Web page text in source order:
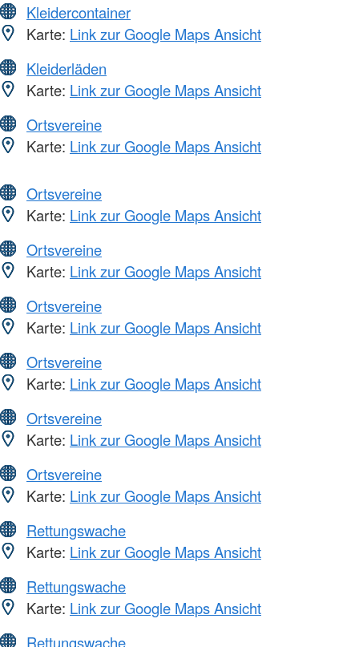
Kleidercontainer
Karte: Link zur Google Maps Ansicht
Kleiderläden
Karte: Link zur Google Maps Ansicht
Ortsvereine
Karte: Link zur Google Maps Ansicht
Ortsvereine
Karte: Link zur Google Maps Ansicht
Ortsvereine
Karte: Link zur Google Maps Ansicht
Ortsvereine
Karte: Link zur Google Maps Ansicht
Ortsvereine
Karte: Link zur Google Maps Ansicht
Ortsvereine
Karte: Link zur Google Maps Ansicht
Ortsvereine
Karte: Link zur Google Maps Ansicht
Rettungswache
Karte: Link zur Google Maps Ansicht
Rettungswache
Karte: Link zur Google Maps Ansicht
Rettungswache